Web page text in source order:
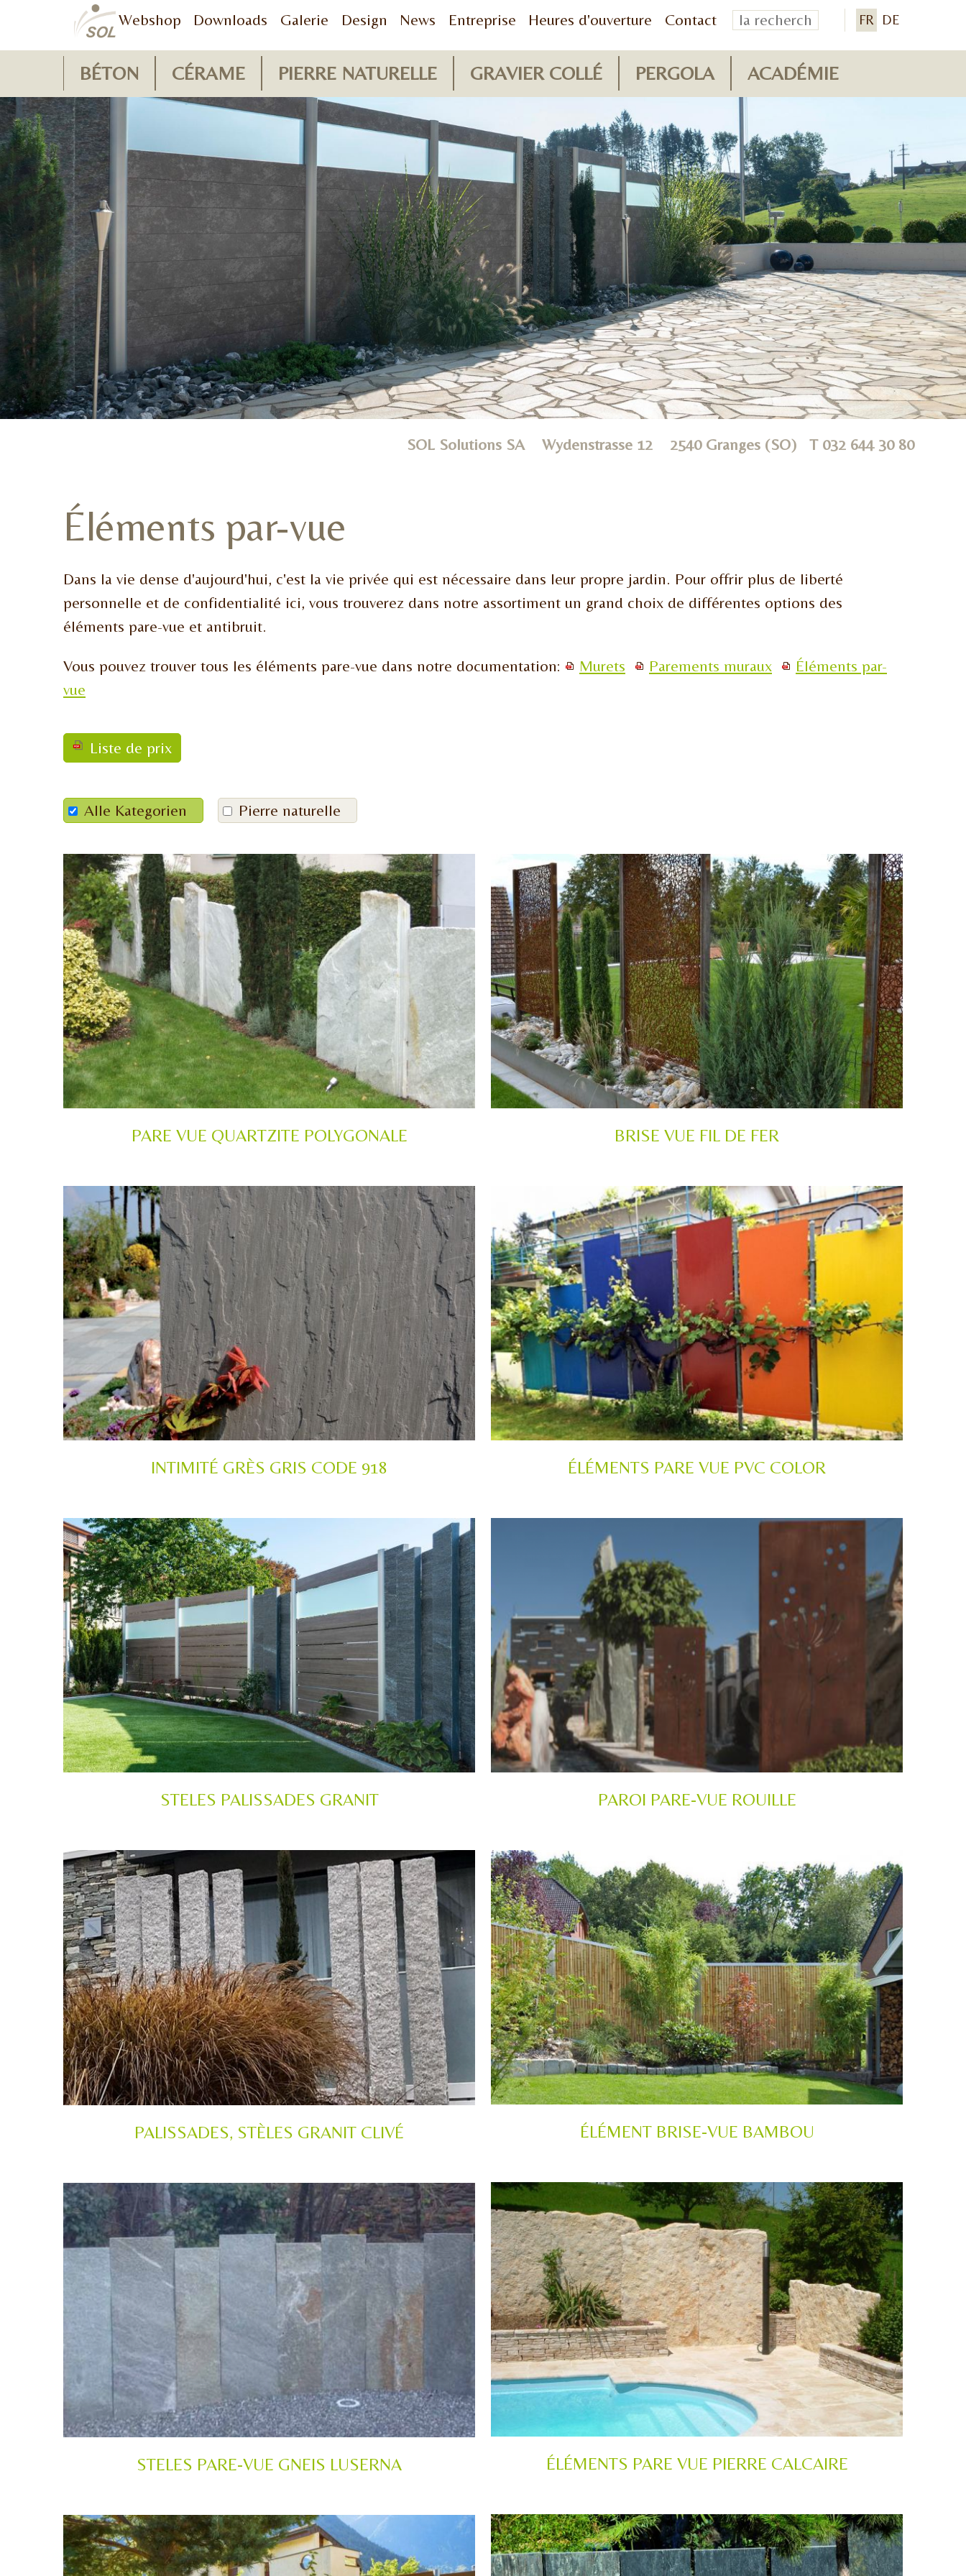
FR DE
Webshop Downloads Galerie Design News Entreprise Heures d'ouverture Contact
BÉTON CÉRAME PIERRE NATURELLE GRAVIER COLLÉ PERGOLA ACADÉMIE
SOL Solutions SA Wydenstrasse 12 2540 Granges (SO) T 032 644 30 80
Éléments par-vue
Dans la vie dense d'aujourd'hui, c'est la vie privée qui est nécessaire dans leur propre jardin. Pour offrir plus de liberté
personnelle et de confidentialité ici, vous trouverez dans notre assortiment un grand choix de différentes options des
éléments pare-vue et antibruit.
Vous pouvez trouver tous les éléments pare-vue dans notre documentation: Murets Parements muraux
Éléments par-
vue
Liste de prix
Alle Kategorien Pierre naturelle
PARE VUE QUARTZITE POLYGONALE
INTIMITÉ GRÈS GRIS CODE 918
STELES PALISSADES GRANIT
PALISSADES, STÈLES GRANIT CLIVÉ
STELES PARE-VUE GNEIS LUSERNA
BRISE VUE FIL DE FER
ÉLÉMENTS PARE VUE PVC COLOR
PAROI PARE-VUE ROUILLE
ÉLÉMENT BRISE-VUE BAMBOU
ÉLÉMENTS PARE VUE PIERRE CALCAIRE